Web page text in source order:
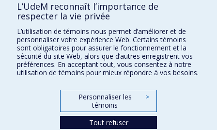
Kinésiologie et des sciences de l’activité physique
Orthophonie et audiologie
Réadaptation
Directions
DPC
CPASS
L’UdeM reconnaît l’importance de
respecter la vie privée
L’utilisation de témoins nous permet d’améliorer et de
personnaliser votre expérience Web. Certains témoins
sont obligatoires pour assurer le fonctionnement et la
sécurité du site Web, alors que d’autres enregistrent vos
préférences. En acceptant tout, vous consentez à notre
utilisation de témoins pour mieux répondre à vos besoins.
Personnaliser les
témoins
>
Tout refuser